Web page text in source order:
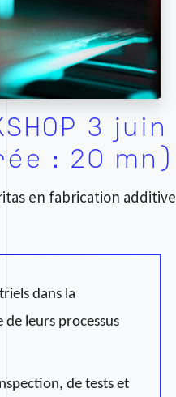
3 juin
: 20 mn)
en fabrication additive
dans la
leurs processus
de tests et